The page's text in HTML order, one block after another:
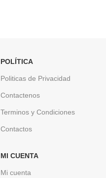
POLÍTICA
Politicas de Privacidad
Contactenos
Terminos y Condiciones
Contactos
MI CUENTA
Mi cuenta